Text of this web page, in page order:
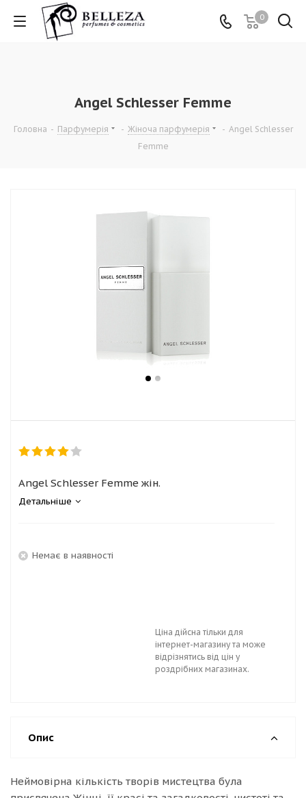
0
Angel Schlesser Femme
Головна - Парфумерія - Жіноча парфумерія - Angel Schlesser
Femme
Angel Schlesser Femme жін.
Детальніше
Немає в наявності
Ціна дійсна тільки для
інтернет-магазину та може
відрізнятись від цін у
роздрібних магазинах.
Опис
Неймовірна кількість творів мистецтва була